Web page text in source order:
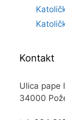
Kontakt
Ulica pape
34000